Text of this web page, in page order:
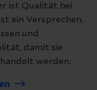
ist Qualität bei
ein Versprechen.
und
damit sie
werden.